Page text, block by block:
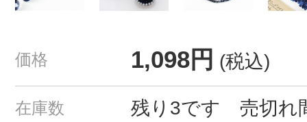
価格 1,098円 (税込)
在庫数 残り3です 売切れ